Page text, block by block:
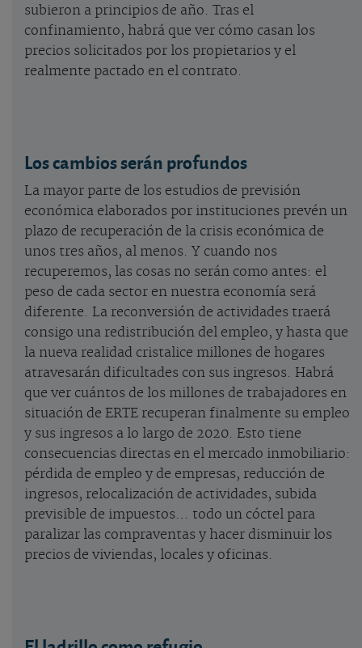
subieron a principios de año. Tras el
confinamiento, habrá que ver cómo casan los
precios solicitados por los propietarios y el
realmente pactado en el contrato.
Los cambios serán profundos
La mayor parte de los estudios de previsión
económica elaborados por instituciones prevén un
plazo de recuperación de la crisis económica de
unos tres años, al menos. Y cuando nos
recuperemos, las cosas no serán como antes: el
peso de cada sector en nuestra economía será
diferente. La reconversión de actividades traerá
consigo una redistribución del empleo, y hasta que
la nueva realidad cristalice millones de hogares
atravesarán dificultades con sus ingresos. Habrá
que ver cuántos de los millones de trabajadores en
situación de ERTE recuperan finalmente su empleo
y sus ingresos a lo largo de 2020. Esto tiene
consecuencias directas en el mercado inmobiliario:
pérdida de empleo y de empresas, reducción de
ingresos, relocalización de actividades, subida
previsible de impuestos… todo un cóctel para
paralizar las compraventas y hacer disminuir los
precios de viviendas, locales y oficinas.